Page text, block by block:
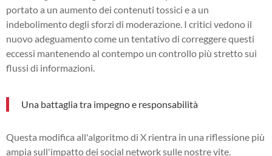
portato a un aumento dei contenuti tossici e a un
indebolimento degli sforzi di moderazione. I critici vedono il
nuovo adeguamento come un tentativo di correggere questi
eccessi mantenendo al contempo un controllo più stretto sui
flussi di informazioni.
Una battaglia tra impegno e responsabilità
Questa modifica all'algoritmo di X rientra in una riflessione più
ampia sull'impatto dei social network sulle nostre vite.